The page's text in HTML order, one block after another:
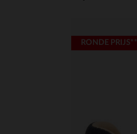
RONDE PRIJS**